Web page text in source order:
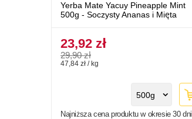
Yerba Mate Yacuy Pineapple Mint
500g - Soczysty Ananas i Mięta
23,92 zł
29,90 zł
47,84 zł / kg
500g
Najniższa cena produktu w okresie 30 dni